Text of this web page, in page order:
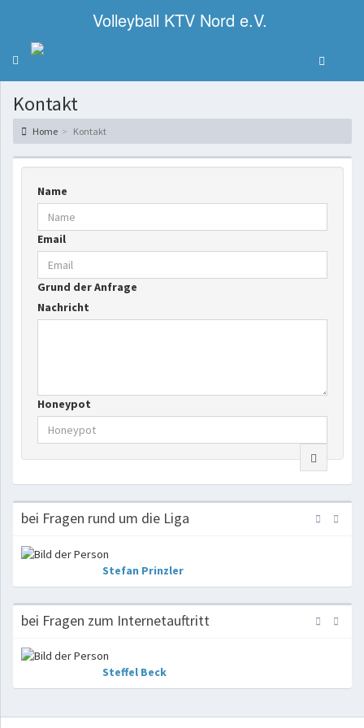
Volleyball KTV Nord e.V.
Kontakt
Home Kontakt
Name
Email
Grund der Anfrage
Nachricht
Honeypot
bei Fragen rund um die Liga
Stefan Prinzler
bei Fragen zum Internetauftritt
Steffel Beck